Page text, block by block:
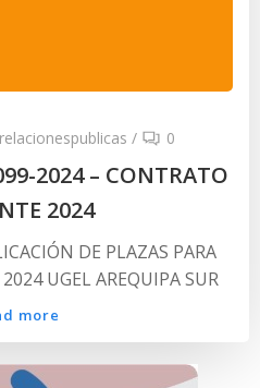
/ 0
2024 – CONTRATO
2024
DE PLAZAS PARA
UGEL AREQUIPA SUR
more